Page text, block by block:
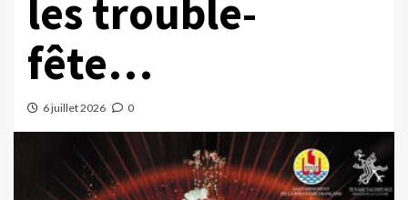
les trouble-
fête…
6 juillet 2026 0